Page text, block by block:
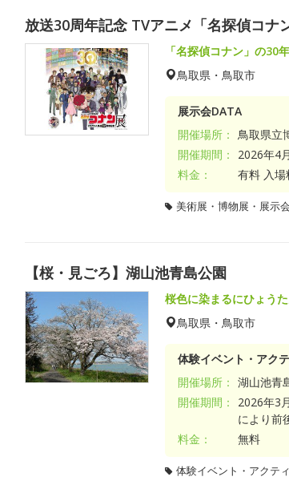
放送30周年記念 TVアニメ「名探偵コナ
「名探偵コナン」の30
鳥取県・鳥取市
展示会DATA
開催場所：
鳥取県立
開催期間：
2026年4
料金：
有料 入
美術展・博物展・展示会
【桜・見ごろ】湖山池青島公園
桜色に染まるにひょう
鳥取県・鳥取市
体験イベント・アク
開催場所： 湖山池青
開催期間：
2026年3
により前
料金：
無料
体験イベント・アクテ